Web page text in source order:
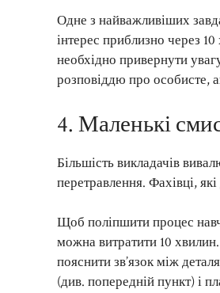
Одне з найважливіших
інтерес приблизно через
необхідно привернути
розповіддю про особисте,
4. Маленькі
Більшість викладачів
перетравлення. Фахівці,
Щоб поліпшити процес
можна витратити 10
пояснити зв’язок між
(див. попередній пункт) і